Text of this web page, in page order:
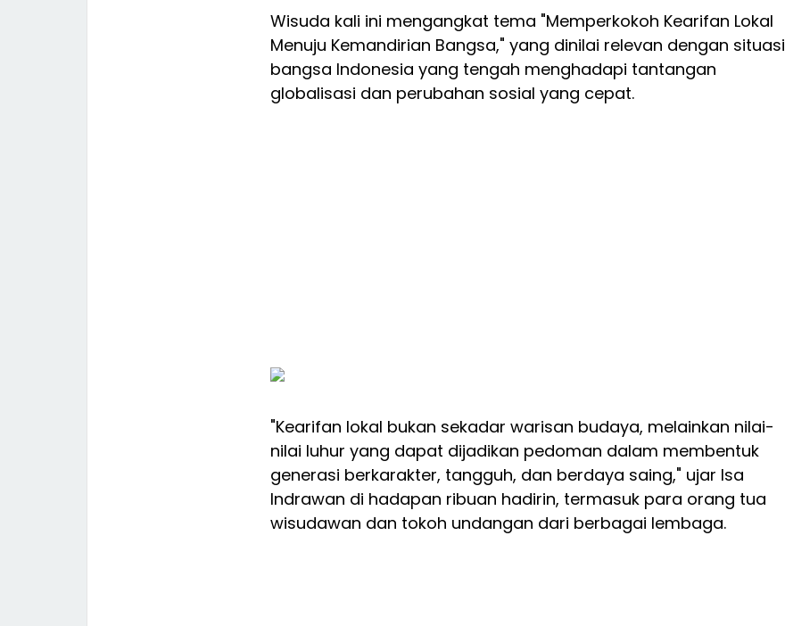
Wisuda kali ini mengangkat tema "Memperkokoh Kearifan Lokal
Menuju Kemandirian Bangsa," yang dinilai relevan dengan situasi
bangsa Indonesia yang tengah menghadapi tantangan
globalisasi dan perubahan sosial yang cepat.
"Kearifan lokal bukan sekadar warisan budaya, melainkan nilai-
nilai luhur yang dapat dijadikan pedoman dalam membentuk
generasi berkarakter, tangguh, dan berdaya saing," ujar Isa
Indrawan di hadapan ribuan hadirin, termasuk para orang tua
wisudawan dan tokoh undangan dari berbagai lembaga.